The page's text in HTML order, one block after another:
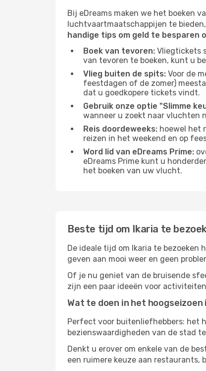
Bij eDreams maken we het boeken
luchtvaartmaatschappijen te
handige tips om geld te besparen
Boek van tevoren: Vliegtickets
van tevoren te boeken, kunt u
Vlieg buiten de spits: Voor de
feestdagen of de zomer)
dat u goedkopere tickets vindt.
Gebruik onze optie "Slimme
wanneer u zoekt naar vluchten
Reis doordeweeks: hoewel het
reizen in het weekend en op
Word lid van eDreams Prime:
eDreams Prime kunt u
het boeken van uw vlucht.
Beste tijd om Ikaria te
De ideale tijd om Ikaria te
geven aan mooi weer en geen
Of je nu geniet van de bruisende
zijn een paar ideeën voor
Wat te doen in het hoogseizoen
Perfect voor buitenliefhebbers: het
bezienswaardigheden van de stad
Denkt u erover om enkele van de
een ruimere keuze aan restaurants,